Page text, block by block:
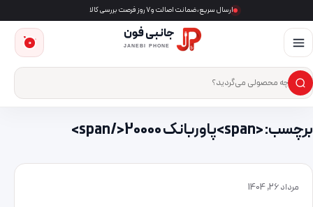
ارسال سریع، ضمانت اصالت و ۷ روز فرصت بررسی کالا
جانبی فون
JANEBI PHONE
جست‌وجوی محصول
×
0
برچسب: <span>پاوربانک 20000</span>
مرداد 26, 1404